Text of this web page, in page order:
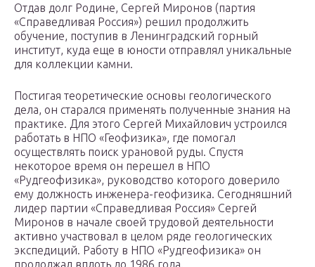
Отдав долг Родине, Сергей Миронов (партия
«Справедливая Россия») решил продолжить
обучение, поступив в Ленинградский горный
институт, куда еще в юности отправлял уникальные
для коллекции камни.
Постигая теоретические основы геологического
дела, он старался применять полученные знания на
практике. Для этого Сергей Михайлович устроился
работать в НПО «Геофизика», где помогал
осуществлять поиск урановой руды. Спустя
некоторое время он перешел в НПО
«Рудгеофизика», руководство которого доверило
ему должность инженера-геофизика. Сегодняшний
лидер партии «Справедливая Россия» Сергей
Миронов в начале своей трудовой деятельности
активно участвовал в целом ряде геологических
экспедиций. Работу в НПО «Рудгеофизика» он
продолжал вплоть до 1986 года.